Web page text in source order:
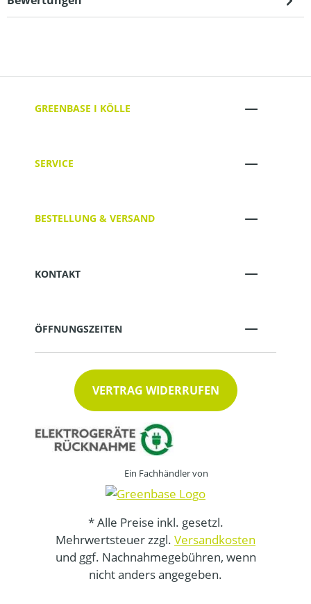
GREENBASE I KÖLLE
SERVICE
BESTELLUNG & VERSAND
KONTAKT
ÖFFNUNGSZEITEN
VERTRAG WIDERRUFEN
Ein Fachhändler von
* Alle Preise inkl. gesetzl.
Mehrwertsteuer zzgl. Versandkosten
und ggf. Nachnahmegebühren, wenn
nicht anders angegeben.